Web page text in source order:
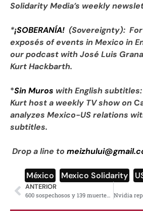
Solidarity Media’s weekly
*¡SOBERANÍA! (Sovereignty):
exposés of events in Mexico in
our podcast with José Luis
Kurt Hackbarth.
*Sin Muros with English subtitles:
Kurt host a weekly TV show on
analyzes Mexico-US relations
subtitles.
Drop a line to
México Mexico Solidarity
ANTERIOR
600 sospechosos y 139 muertes por ébola: Organización de Salud